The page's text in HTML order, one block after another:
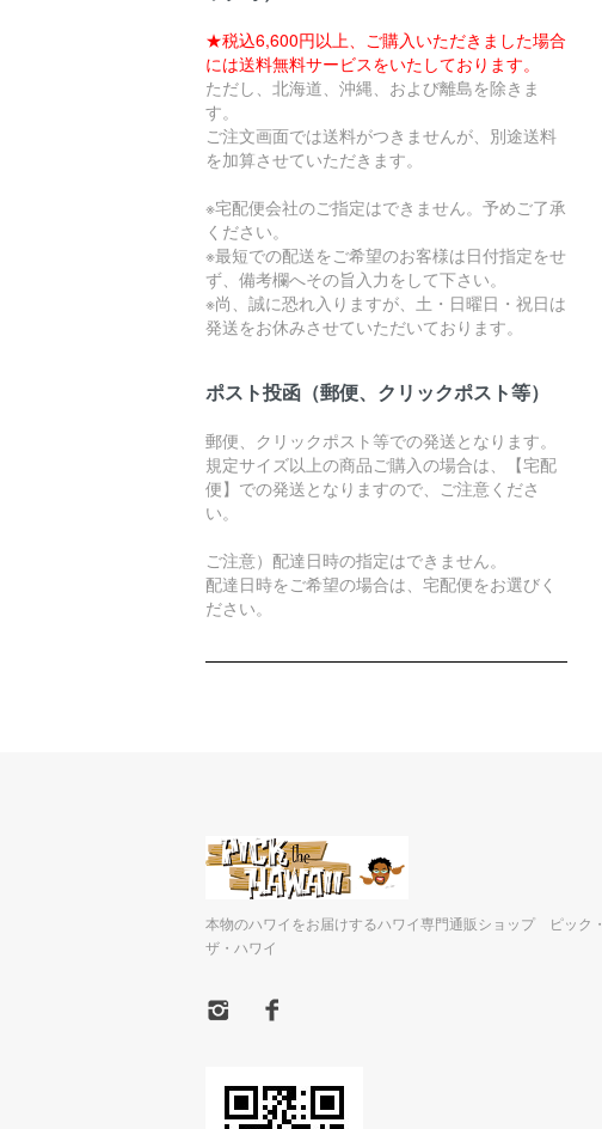
★税込6,600円以上、ご購入いただきました場合
には送料無料サービスをいたしております。
ただし、北海道、沖縄、および離島を除きま
す。
ご注文画面では送料がつきませんが、別途送料
を加算させていただきます。
※宅配便会社のご指定はできません。予めご了承
ください。
※最短での配送をご希望のお客様は日付指定をせ
ず、備考欄へその旨入力をして下さい。
※尚、誠に恐れ入りますが、土・日曜日・祝日は
発送をお休みさせていただいております。
ポスト投函（郵便、クリックポスト等）
郵便、クリックポスト等での発送となります。
規定サイズ以上の商品ご購入の場合は、【宅配
便】での発送となりますので、ご注意くださ
い。
ご注意）配達日時の指定はできません。
配達日時をご希望の場合は、宅配便をお選びく
ださい。
本物のハワイをお届けするハワイ専門通販ショップ ピック・
ザ・ハワイ